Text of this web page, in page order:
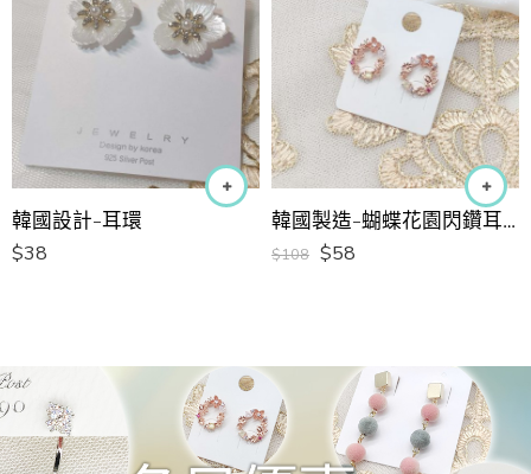
韓國設計-耳環
$38
韓國製造-蝴蝶花園閃鑽耳環
$108 $58